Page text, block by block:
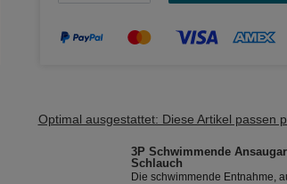
Optimal ausgestattet: Diese Artikel passen
3P Schwimmende
Schlauch
Die schwimmende Entnahme,